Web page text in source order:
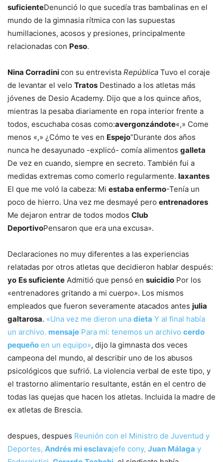
suficienteDenunció lo que sucedía tras bambalinas en el
mundo de la gimnasia rítmica con las supuestas
humillaciones, acosos y presiones, principalmente
relacionadas con Peso.
Nina Corradinicon su entrevista República Tuvo el coraje
de levantar el velo Tratos Destinado a los atletas más
jóvenes de Desio Academy. Dijo que a los quince años,
mientras la pesaba diariamente en ropa interior frente a
todos, escuchaba cosas como:avergonzándote«,» Come
menos «,» ¿Cómo te ves en Espejo“Durante dos años
nunca he desayunado -explicó- comía alimentos galleta
De vez en cuando, siempre en secreto. También fui a
medidas extremas como comerlo regularmente. laxantes
El que me voló la cabeza: Mi estaba enfermo-Tenía un
poco de hierro. Una vez me desmayé pero entrenadores
Me dejaron entrar de todos modos Club
DeportivoPensaron que era una excusa».
Declaraciones no muy diferentes a las experiencias
relatadas por otros atletas que decidieron hablar después:
yo Es suficiente Admitió que pensó en suicidio Por los
«entrenadores gritando a mi cuerpo». Los mismos
empleados que fueron severamente atacados antes julia
galtarosa. «Una vez me dieron una dieta Y al final había
un archivo. mensaje Para mí: tenemos un archivo cerdo
pequeño en un equipo», dijo la gimnasta dos veces
campeona del mundo, al describir uno de los abusos
psicológicos que sufrió. La violencia verbal de este tipo, y
el trastorno alimentario resultante, están en el centro de
todas las quejas que hacen los atletas. Incluida la madre de
ex atletas de Brescia.
despues, despues Reunión con el Ministro de Juventud y
Deportes, Andrés mi esclavajefe cony, Juan Málaga y